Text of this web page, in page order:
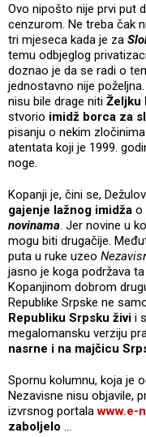
Ovo nipošto nije prvi put
cenzurom. Ne treba čak
tri mjeseca kada je za
temu odbjeglog
doznao je da se radi o
jednostavno nije
nisu bile drage niti Željku
stvorio imidž borca za
pisanju o nekim
atentata koji je 1999.
noge.
Kopanji je, čini se,
gajenje lažnog imidža o
novinama. Jer novine u
mogu biti drugačije.
puta u ruke uzeo
jasno je koga podržava
Kopanjinom dobrom
Republike Srpske ne
Republiku Srpsku živi i
megalomansku verziju
nasrne i na majčicu
Spornu kolumnu, koja je
Nezavisne nisu objavile,
izvrsnog portalawww.e-
zaboljelo ...